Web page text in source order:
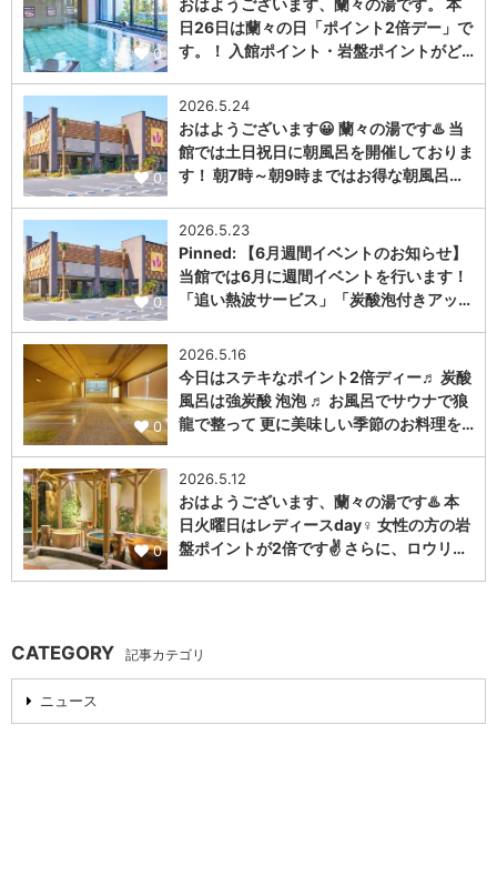
0
日26日は蘭々の日「ポイント2倍デー」で
す。！ 入館ポイント・岩盤ポイントがど…
0
2026.5.24
おはようございます😀 蘭々の湯です♨️ 当
館では土日祝日に朝風呂を開催しておりま
す！ 朝7時～朝9時まではお得な朝風呂…
0
2026.5.23
Pinned: 【6月週間イベントのお知らせ】
当館では6月に週間イベントを行います！
「追い熱波サービス」「炭酸泡付きアッ…
0
2026.5.16
今日はステキなポイント2倍ディー♬ 炭酸
風呂は強炭酸 泡泡 ♬ お風呂でサウナで狼
龍で整って 更に美味しい季節のお料理を…
0
2026.5.12
おはようございます、蘭々の湯です♨️ 本
日火曜日はレディースday♀️ 女性の方の岩
盤ポイントが2倍です✌️ さらに、ロウリ…
CATEGORY 記事カテゴリ
ニュース